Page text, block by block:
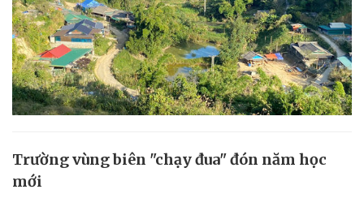
Trường vùng biên "chạy đua" đón năm học
mới